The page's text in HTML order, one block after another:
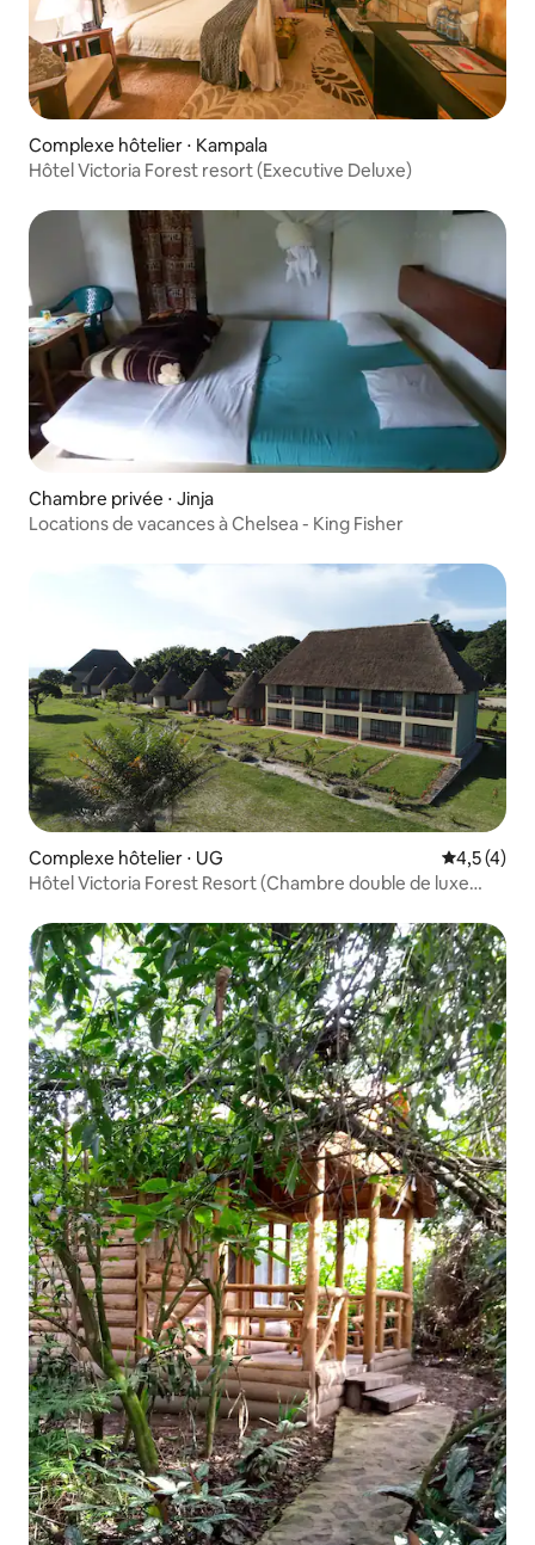
Complexe hôtelier ⋅ Kampala
Hôtel Victoria Forest resort (Executive Deluxe)
Chambre privée ⋅ Jinja
Locations de vacances à Chelsea - King Fisher
Complexe hôtelier ⋅ UG Évaluation
4,5 (4)
Hôtel Victoria Forest Resort (Chambre double de luxe